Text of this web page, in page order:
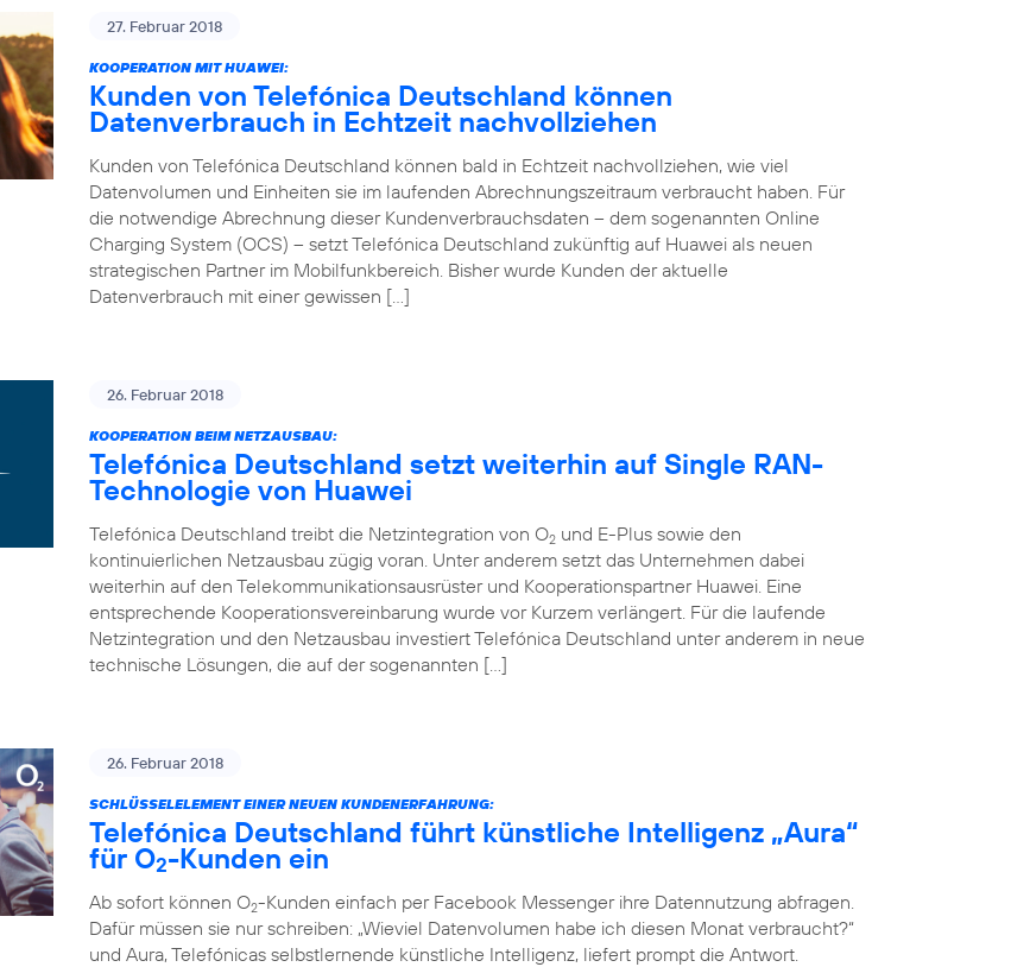
27. Februar 2018
KOOPERATION MIT HUAWEI:
Kunden von Telefónica Deutschland können
Datenverbrauch in Echtzeit nachvollziehen
Kunden von Telefónica Deutschland können bald in Echtzeit nachvollziehen, wie viel
Datenvolumen und Einheiten sie im laufenden Abrechnungszeitraum verbraucht haben. Für
die notwendige Abrechnung dieser Kundenverbrauchsdaten – dem sogenannten Online
Charging System (OCS) – setzt Telefónica Deutschland zukünftig auf Huawei als neuen
strategischen Partner im Mobilfunkbereich. Bisher wurde Kunden der aktuelle
Datenverbrauch mit einer gewissen […]
26. Februar 2018
KOOPERATION BEIM NETZAUSBAU:
Telefónica Deutschland setzt weiterhin auf Single RAN-
Technologie von Huawei
Telefónica Deutschland treibt die Netzintegration von O2 und E-Plus sowie den
kontinuierlichen Netzausbau zügig voran. Unter anderem setzt das Unternehmen dabei
weiterhin auf den Telekommunikationsausrüster und Kooperationspartner Huawei. Eine
entsprechende Kooperationsvereinbarung wurde vor Kurzem verlängert. Für die laufende
Netzintegration und den Netzausbau investiert Telefónica Deutschland unter anderem in neue
technische Lösungen, die auf der sogenannten […]
26. Februar 2018
SCHLÜSSELELEMENT EINER NEUEN KUNDENERFAHRUNG:
Telefónica Deutschland führt künstliche Intelligenz „Aura“
für O2-Kunden ein
Ab sofort können O2-Kunden einfach per Facebook Messenger ihre Datennutzung abfragen.
Dafür müssen sie nur schreiben: „Wieviel Datenvolumen habe ich diesen Monat verbraucht?“
und Aura, Telefónicas selbstlernende künstliche Intelligenz, liefert prompt die Antwort.